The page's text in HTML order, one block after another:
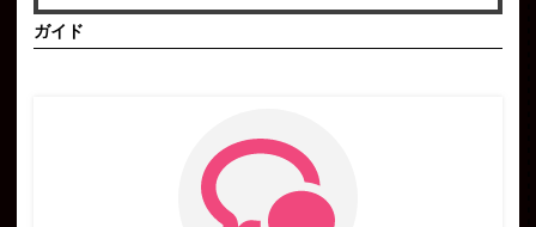
第2条（個人情報の収集方法）
第3条（個人情報を収集・利用する目的）
当社が個人情報を収集・利用する目的は，以下のとおりです。
当社サービスの提供・運営のため
ユーザーからのお問い合わせに回答するため（本人確認を行うこ
ガイド